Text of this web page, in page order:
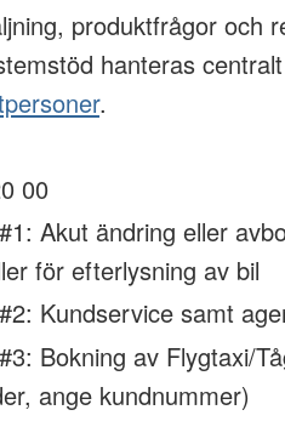
produkt­frågor och
hanteras
.
00
Akut ändring eller
för efterlysning av bil
Kundservice samt
Bokning av Flygtaxi/
ange kundnummer)